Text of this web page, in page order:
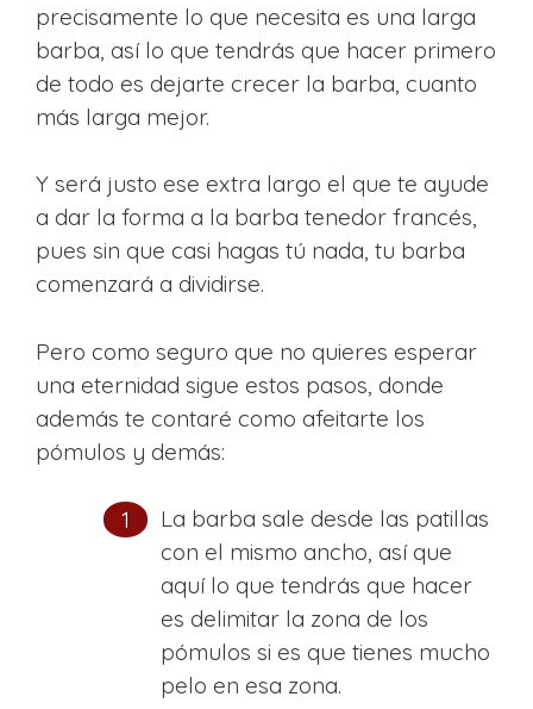
precisamente lo que necesita es una larga
barba, así lo que tendrás que hacer primero
de todo es dejarte crecer la barba, cuanto
más larga mejor.
Y será justo ese extra largo el que te ayude
a dar la forma a la barba tenedor francés,
pues sin que casi hagas tú nada, tu barba
comenzará a dividirse.
Pero como seguro que no quieres esperar
una eternidad sigue estos pasos, donde
además te contaré como afeitarte los
pómulos y demás:
La barba sale desde las patillas
con el mismo ancho, así que
aquí lo que tendrás que hacer
es delimitar la zona de los
pómulos si es que tienes mucho
pelo en esa zona.